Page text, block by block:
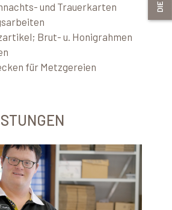
und Trauerkarten
Brut- u. Honigrahmen
für Metzgereien